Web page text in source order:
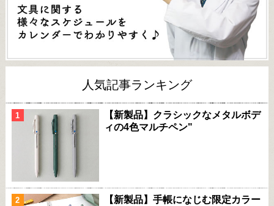
人気記事ランキング
【新製品】クラシックなメタルボデ
ィの4色マルチペン"
【新製品】手帳になじむ限定カラー